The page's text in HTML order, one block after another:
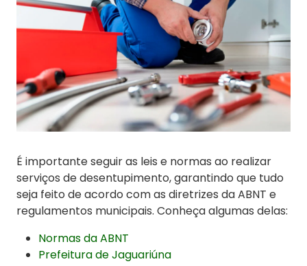
É importante seguir as leis e normas ao realizar
serviços de desentupimento, garantindo que tudo
seja feito de acordo com as diretrizes da ABNT e
regulamentos municipais. Conheça algumas delas:
Normas da ABNT
Prefeitura de Jaguariúna